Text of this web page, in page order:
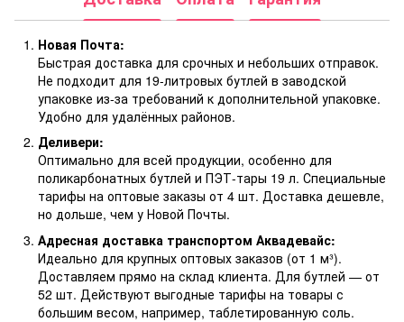
Новая Почта:
Быстрая доставка для срочных и небольших отправок.
Не подходит для 19-литровых бутлей в заводской
упаковке из-за требований к дополнительной упаковке.
Удобно для удалённых районов.
Деливери:
Оптимально для всей продукции, особенно для
поликарбонатных бутлей и ПЭТ-тары 19 л. Специальные
тарифы на оптовые заказы от 4 шт. Доставка дешевле,
но дольше, чем у Новой Почты.
Адресная доставка транспортом Аквадевайс:
Идеально для крупных оптовых заказов (от 1 м³).
Доставляем прямо на склад клиента. Для бутлей — от
52 шт. Действуют выгодные тарифы на товары с
большим весом, например, таблетированную соль.